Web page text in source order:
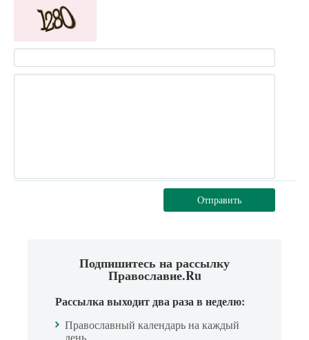
Отправить
Подпишитесь на рассылку
Православие.Ru
Рассылка выходит два раза в неделю:
Православный календарь на каждый
день.